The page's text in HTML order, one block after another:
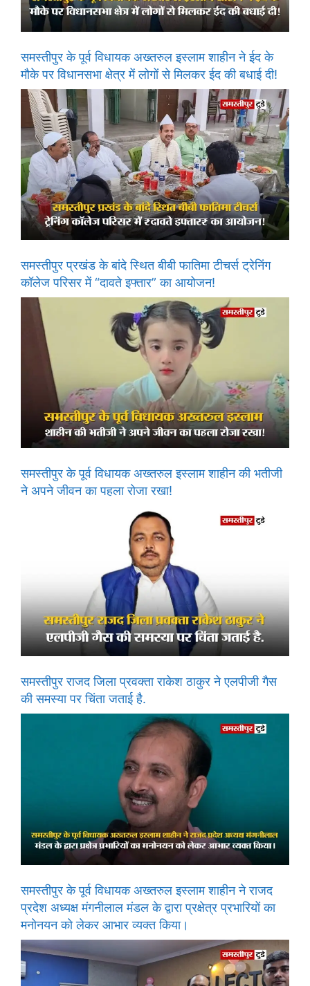
समस्तीपुर के पूर्व विधायक अख्तरुल इस्लाम शाहीन ने ईद के
मौके पर विधानसभा क्षेत्र में लोगों से मिलकर ईद की बधाई दी!
समस्तीपुर प्रखंड के बांदे स्थित बीबी फातिमा टीचर्स ट्रेनिंग
कॉलेज परिसर में “दावते इफ्तार” का आयोजन!
समस्तीपुर के पूर्व विधायक अख्तरुल इस्लाम शाहीन की भतीजी
ने अपने जीवन का पहला रोजा रखा!
समस्तीपुर राजद जिला प्रवक्ता राकेश ठाकुर ने एलपीजी गैस
की समस्या पर चिंता जताई है.
समस्तीपुर के पूर्व विधायक अख्तरुल इस्लाम शाहीन ने राजद
प्रदेश अध्यक्ष मंगनीलाल मंडल के द्वारा प्रक्षेत्र प्रभारियों का
मनोनयन को लेकर आभार व्यक्त किया।